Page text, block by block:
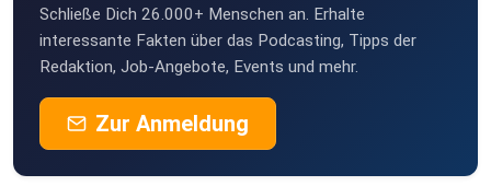
Schließe Dich 26.000+ Menschen an. Erhalte
interessante Fakten über das Podcasting, Tipps der
Redaktion, Job-Angebote, Events und mehr.
Zur Anmeldung